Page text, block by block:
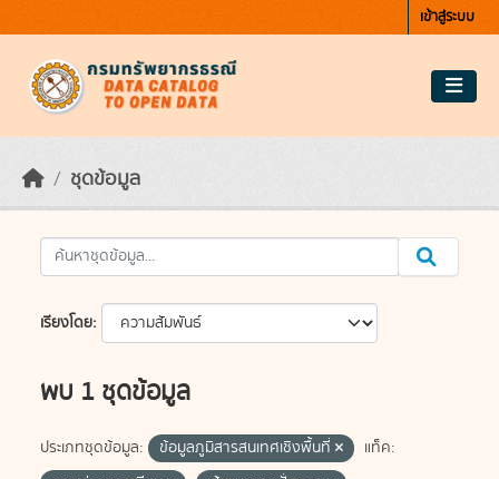
เข้าสู่ระบบ
ชุดข้อมูล
เรียงโดย
พบ 1 ชุดข้อมูล
ประเภทชุดข้อมูล: ข้อมูลภูมิสารสนเทศเชิงพื้นที่
แท็ค: